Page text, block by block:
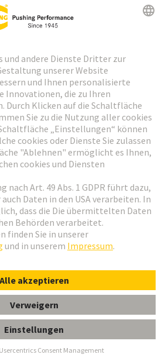
Han 24 E-sti-c 25-48
ErklärungCookie-Einstellungen
Kundeninformation